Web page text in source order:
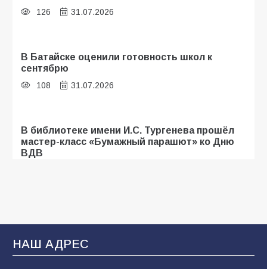
126 31.07.2026
В Батайске оценили готовность школ к
сентябрю
108 31.07.2026
В библиотеке имени И.С. Тургенева прошёл
мастер-класс «Бумажный парашют» ко Дню
ВДВ
образовательного кластера
106 05.08.2026
НАШ АДРЕС